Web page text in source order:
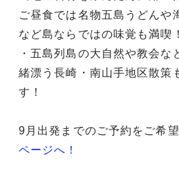
ご昼食では名物五島うどんや
など島ならではの味覚も満喫！
・五島列島の大自然や教会な
緒漂う長崎・南山手地区散策
す！
9月出発までのご予約をご希
ページへ！